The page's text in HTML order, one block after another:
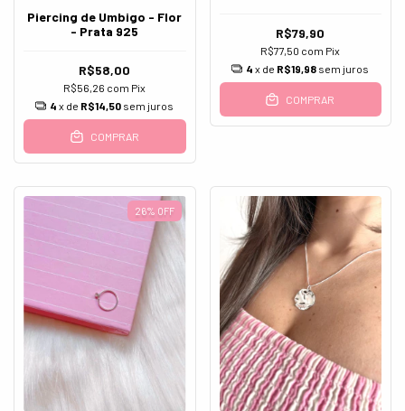
Piercing de Umbigo - Flor
- Prata 925
R$58,00
R$56,26 com Pix
4 x de R$14,50 sem juros
COMPRAR
R$79,90
R$77,50 com Pix
4 x de R$19,98 sem juros
COMPRAR
26% OFF